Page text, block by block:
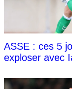
ASSE : ces 5
exploser avec